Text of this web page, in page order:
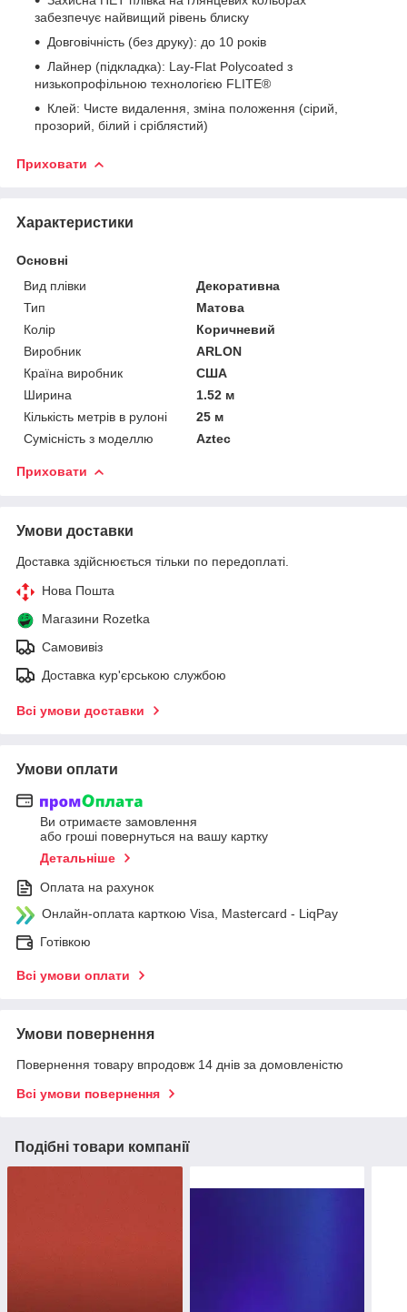
забезпечує найвищий рівень блиску
Довговічність (без друку): до 10 років
Лайнер (підкладка): Lay-Flat Polycoated з
низькопрофільною технологією FLITE®
Клей: Чисте видалення, зміна положення (сірий,
прозорий, білий і сріблястий)
Приховати
Характеристики
Основні
Вид плівки
Декоративна
Тип
Матова
Колір
Коричневий
Виробник
ARLON
Країна виробник
США
Ширина
1.52 м
Кількість метрів в рулоні
25 м
Сумісність з моделлю
Aztec
Приховати
Умови доставки
Доставка здійснюється тільки по передоплаті.
Нова Пошта
Магазини Rozetka
Самовивіз
Доставка кур'єрською службою
Всі умови доставки
Умови оплати
Ви отримаєте замовлення
або гроші повернуться на вашу картку
Детальніше
Оплата на рахунок
Онлайн-оплата карткою Visa, Mastercard - LiqPay
Готівкою
Всі умови оплати
Умови повернення
Повернення товару впродовж 14 днів за домовленістю
Всі умови повернення
Подібні товари компанії